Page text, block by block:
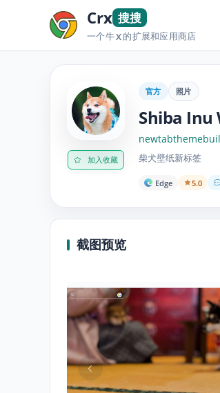
Crx 搜搜
一个牛X的扩展和应用商店
加入收藏
官方 照片
Shiba Inu
柴犬壁纸新标签
Edge 5.0
截图预览